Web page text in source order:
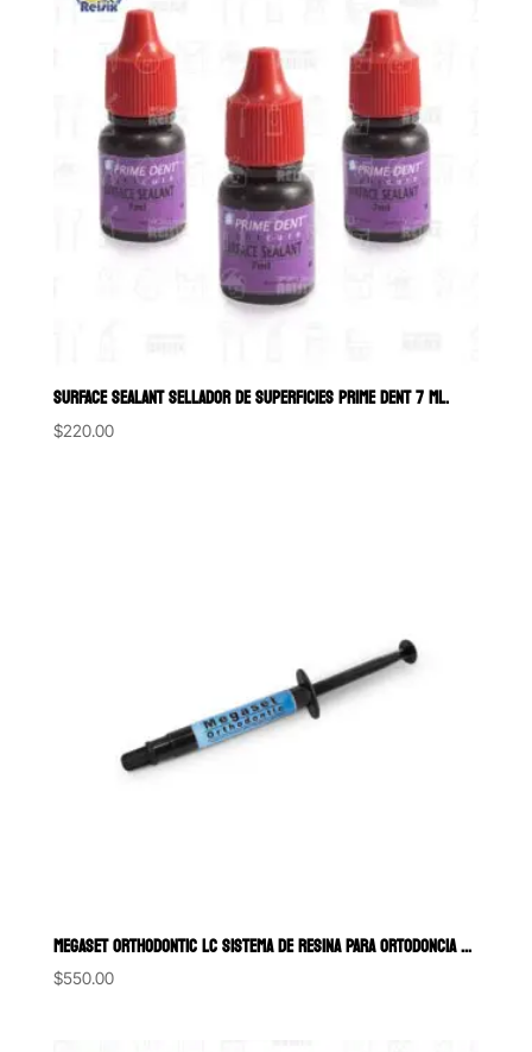
SURFACE SEALANT SELLADOR DE SUPERFICIES PRIME DENT 7 ML.
$220.00
MEGASET ORTHODONTIC LC SISTEMA DE RESINA PARA ORTODONCIA PRIME
$550.00